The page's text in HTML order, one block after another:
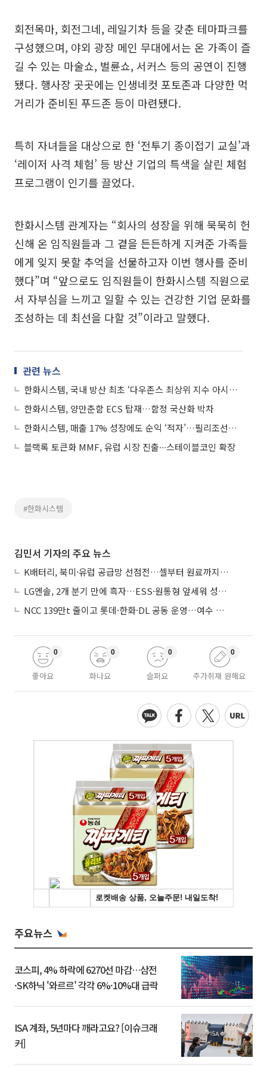
회전목마, 회전그네, 레일기차 등을 갖춘 테마파크를
구성했으며, 야외 광장 메인 무대에서는 온 가족이 즐
길 수 있는 마술쇼, 벌륜쇼, 서커스 등의 공연이 진행
됐다. 행사장 곳곳에는 인생네컷 포토존과 다양한 먹
거리가 준비된 푸드존 등이 마련됐다.
특히 자녀들을 대상으로 한 ‘전투기 종이접기 교실’과
‘레이저 사격 체험’ 등 방산 기업의 특색을 살린 체험
프로그램이 인기를 끌었다.
한화시스템 관계자는 “회사의 성장을 위해 묵묵히 헌
신해 온 임직원들과 그 곁을 든든하게 지켜준 가족들
에게 잊지 못할 추억을 선물하고자 이번 행사를 준비
했다”며 “앞으로도 임직원들이 한화시스템 직원으로
서 자부심을 느끼고 일할 수 있는 건강한 기업 문화를
조성하는 데 최선을 다할 것”이라고 말했다.
관련 뉴스
한화시스템, 국내 방산 최초 ‘다우존스 최상위 지수 아시아’ 편입
한화시스템, 양만춘함 ECS 탑재…함정 국산화 박차
한화시스템, 매출 17% 성장에도 순익 ‘적자’…필리조선소 변수
블랙록 토큰화 MMF, 유럽 시장 진출∙∙∙스테이블코인 확장
#한화시스템
김민서 기자의 주요 뉴스
K배터리, 북미·유럽 공급망 선점전…셀부터 원료까지 현지화
LG엔솔, 2개 분기 만에 흑자…ESS·원통형 앞세워 성장 가속
NCC 139만t 줄이고 롯데·한화·DL 공동 운영…여수 1호 본궤도
좋아요
0
화나요
0
슬퍼요
0
추가취재 원해요
0
주요뉴스
코스피, 4% 하락에 6270선 마감…삼전
·SK하닉 '와르르' 각각 6%·10%대 급락
ISA 계좌, 5년마다 깨라고요? [이슈크래
커]